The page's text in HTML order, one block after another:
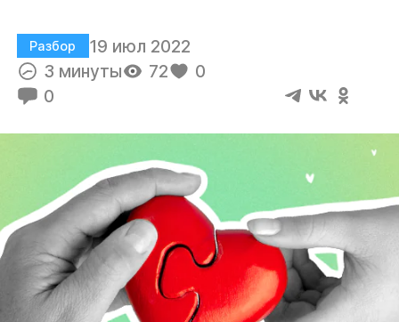
Разбор
19 июл 2022
3 минуты
72
0
0